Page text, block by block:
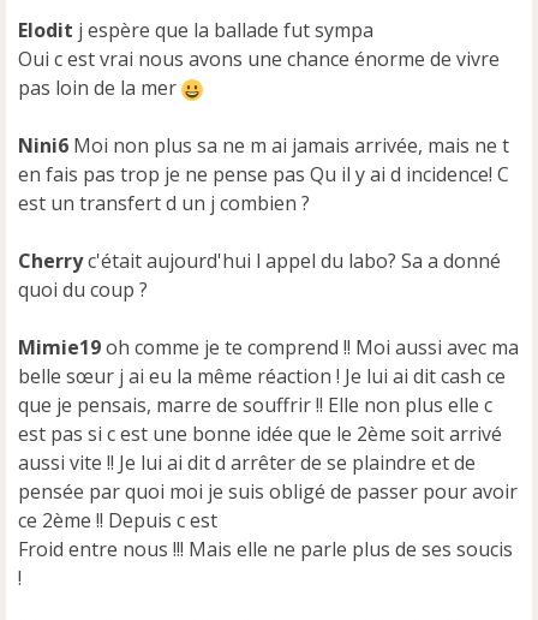
Elodit j espère que la ballade fut sympa
Oui c est vrai nous avons une chance énorme de vivre
pas loin de la mer
Nini6 Moi non plus sa ne m ai jamais arrivée, mais ne t
en fais pas trop je ne pense pas Qu il y ai d incidence! C
est un transfert d un j combien ?
Cherryc'était aujourd'hui l appel du labo? Sa a donné
quoi du coup ?
Mimie19oh comme je te comprend !! Moi aussi avec ma
belle sœur j ai eu la même réaction ! Je lui ai dit cash ce
que je pensais, marre de souffrir !! Elle non plus elle c
est pas si c est une bonne idée que le 2ème soit arrivé
aussi vite !! Je lui ai dit d arrêter de se plaindre et de
pensée par quoi moi je suis obligé de passer pour avoir
ce 2ème !! Depuis c est
Froid entre nous !!! Mais elle ne parle plus de ses soucis
!